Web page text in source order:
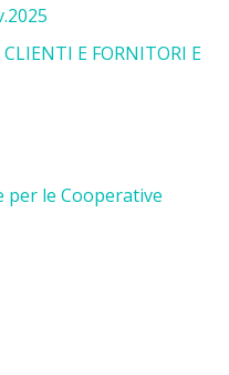
E FORNITORI E
per le Cooperative